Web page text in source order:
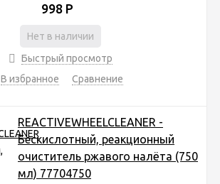
998 Р
Нет в наличии
Быстрый просмотр
В избранное
Сравнение
REACTIVEWHEELCLEANER -
Бескислотный, реакционный
очиститель ржавого налёта (750
мл) 77704750